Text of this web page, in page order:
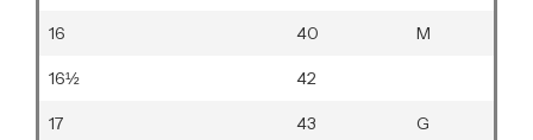
16 40 M
16½ 42
17 43 G